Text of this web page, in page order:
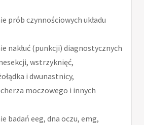
prób czynnościowych układu
nakłuć (punkcji) diagnostycznych
wstrzyknięć,
i dwunastnicy,
moczowego i innych
badań eeg, dna oczu, emg,